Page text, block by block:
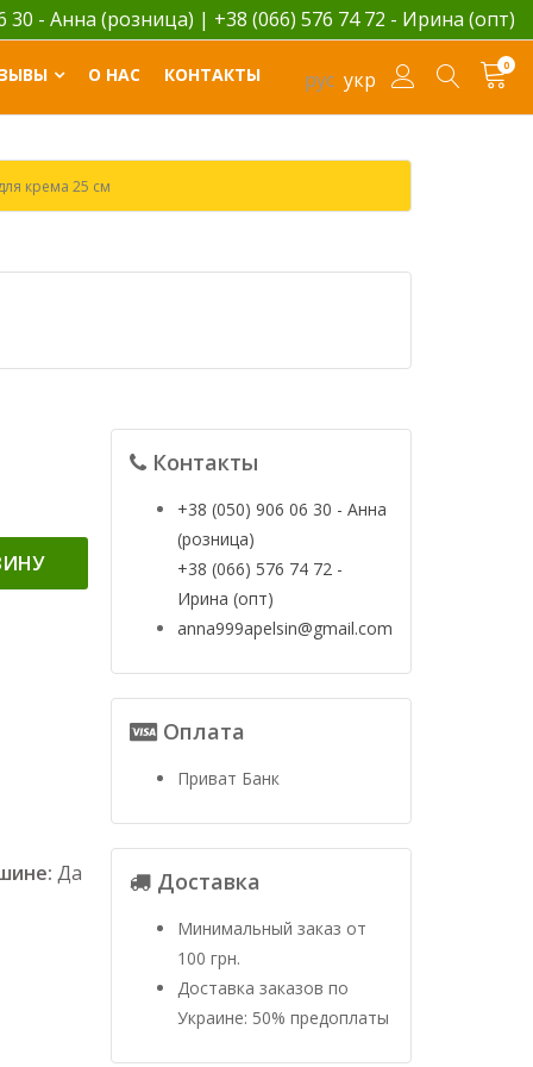
30 - Анна (розница) | +38 (066) 576 74 72 - Ирина (опт)
рус укр
0
О НАС КОНТАКТЫ
крема 25 см
Да
Контакты
+38 (050) 906 06 30 - Анна
(розница)
+38 (066) 576 74 72 -
Ирина (опт)
anna999apelsin@gmail.com
Оплата
Приват Банк
Доставка
Минимальный заказ от
100 грн.
Доставка заказов по
Украине: 50% предоплаты